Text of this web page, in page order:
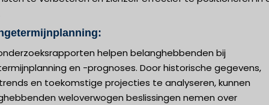
helpen belanghebbenden bij
en -prognoses. Door historische gegevens,
en toekomstige projecties te analyseren, kunnen
weloverwogen beslissingen nemen over